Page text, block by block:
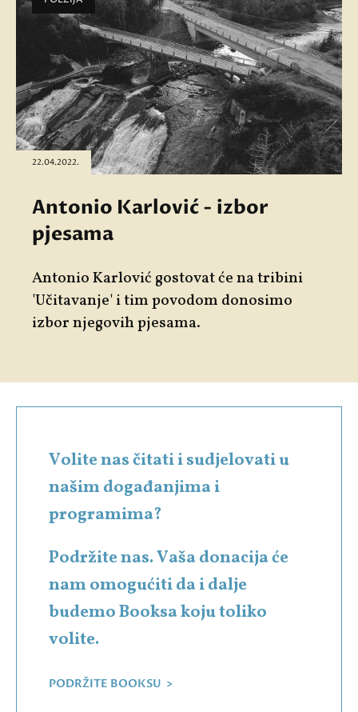
22.04.2022.
Antonio Karlović - izbor
pjesama
Antonio Karlović gostovat će na tribini
'Učitavanje' i tim povodom donosimo
izbor njegovih pjesama.
Volite nas čitati i sudjelovati u
našim događanjima i
programima?
Podržite nas. Vaša donacija će
nam omogućiti da i dalje
budemo Booksa koju toliko
volite.
PODRŽITE BOOKSU >